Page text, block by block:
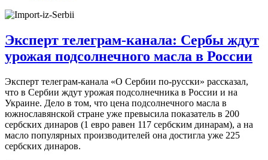
Эксперт телеграм-канала: Сербы ждут
урожая подсолнечного масла в России
Эксперт телеграм-канала «О Сербии по-русски» рассказал,
что в Сербии ждут урожая подсолнечника в России и на
Украине. Дело в том, что цена подсолнечного масла в
южнославянской стране уже превысила показатель в 200
сербских динаров (1 евро равен 117 сербским динарам), а на
масло популярных производителей она достигла уже 225
сербских динаров.